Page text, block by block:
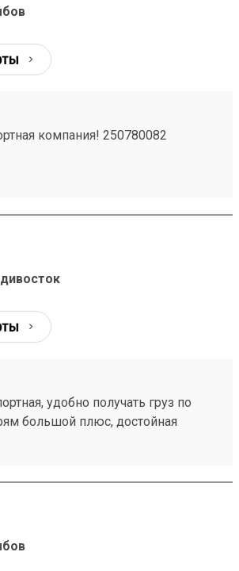
компания! 250780082
удобно получать груз по
большой плюс, достойная